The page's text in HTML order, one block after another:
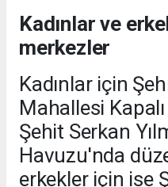
Kadınlar ve
merkezler
Kadınlar için
Mahallesi
Şehit Serkan
Havuzu'nda
erkekler için ise